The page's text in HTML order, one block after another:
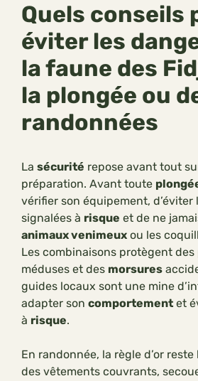
Quels conseils
éviter les
la faune des
la plongée ou
randonnées
La sécurité repose avant tout
préparation. Avant toute
vérifier son équipement, d’éviter
signalées à risque et de ne
animaux venimeux ou les
Les combinaisons protègent
méduses et des morsures
guides locaux sont une mine
adapter son comportement et
à risque.
En randonnée, la règle d’or
des vêtements couvrants,